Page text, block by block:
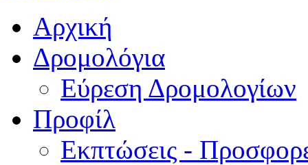
Αρχική
Δρομολόγια
Εύρεση Δρομολογίων
Προφίλ
Εκπτώσεις -